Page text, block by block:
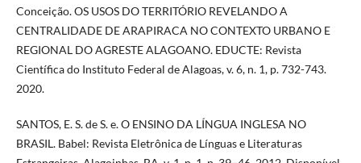
Conceição. OS USOS DO TERRITÓRIO REVELANDO A
CENTRALIDADE DE ARAPIRACA NO CONTEXTO URBANO E
REGIONAL DO AGRESTE ALAGOANO. EDUCTE: Revista
Científica do Instituto Federal de Alagoas, v. 6, n. 1, p. 732-743.
2020.
SANTOS, E. S. de S. e. O ENSINO DA LÍNGUA INGLESA NO
BRASIL. Babel: Revista Eletrônica de Línguas e Literaturas